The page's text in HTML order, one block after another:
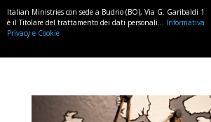
Italian Ministries con sede a Budrio (BO), Via G. Garibaldi 1
è il Titolare del trattamento dei dati personali... Informativa
Privacy e Cookie